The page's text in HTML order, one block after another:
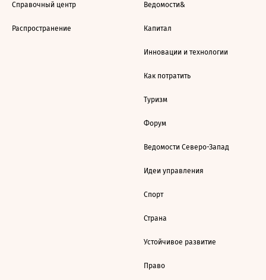
Справочный центр
Распространение
Ведомости&
Капитал
Инновации и технологии
Как потратить
Туризм
Форум
Ведомости Северо-Запад
Идеи управления
Спорт
Страна
Устойчивое развитие
Право